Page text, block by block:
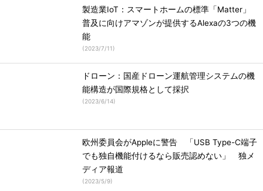
製造業IoT：スマートホームの標準「Matter」
普及に向けアマゾンが提供するAlexaの3つの機
能
(2023/7/11)
ドローン：国産ドローン運航管理システムの機
能構造が国際規格として採択
(2023/6/14)
欧州委員会がAppleに警告 「USB Type-C端子
でも独自機能付けるなら販売認めない」 独メ
ディア報道
(2023/5/9)